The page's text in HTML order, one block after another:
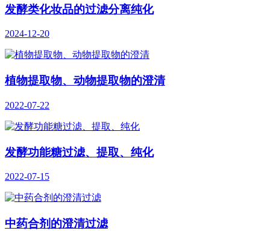
发酵类化妆品的过滤分离纯化
2024-12-20
植物提取物、动物提取物的澄清
2022-07-22
发酵功能糖过滤、提取、纯化
2022-07-15
中药合剂的澄清过滤